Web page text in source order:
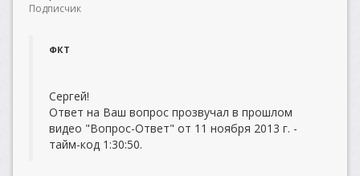
Подписчик
ФКТ
Сергей!
Ответ на Ваш вопрос прозвучал в прошлом
видео "Вопрос-Ответ" от 11 ноября 2013 г. -
тайм-код 1:30:50.